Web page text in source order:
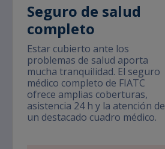
Seguro de salud
completo
Estar cubierto ante los
problemas de salud aporta
mucha tranquilidad. El seguro
médico completo de FIATC
ofrece amplias coberturas,
asistencia 24 h y la atención de
un destacado cuadro médico.